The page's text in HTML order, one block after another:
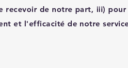
recevoir de notre part, iii)
et l'efficacité de notre